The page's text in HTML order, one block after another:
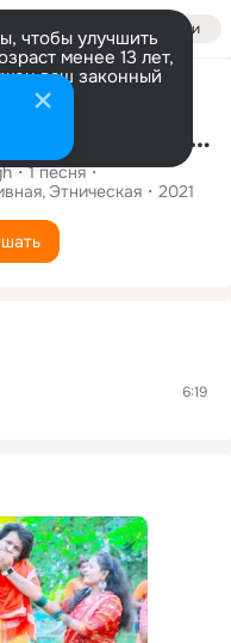
Войти
чтобы улучшить
менее 13 лет,
ваш законный
Chugla jaet Vhanshar
1песня
Этническая 2021
6:19